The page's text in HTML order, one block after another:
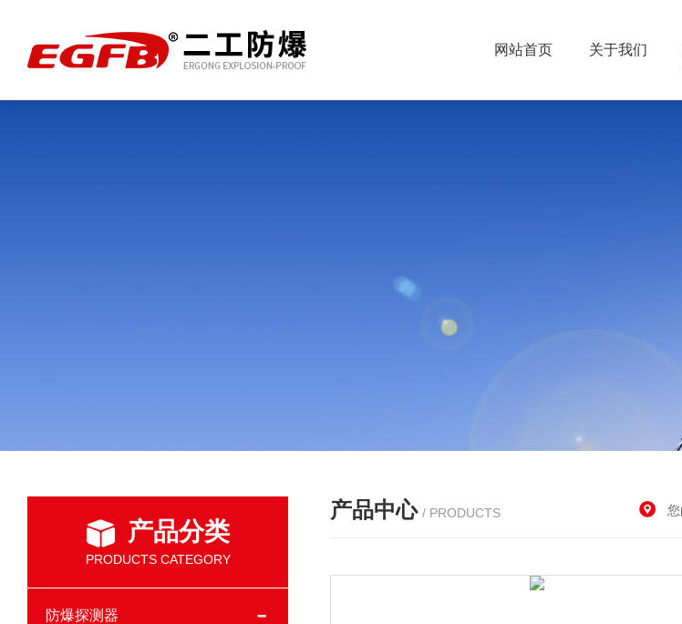
网站首页 关于我们
产品分类
PRODUCTS CATEGORY
防爆探测器
产品中心 / PRODUCTS